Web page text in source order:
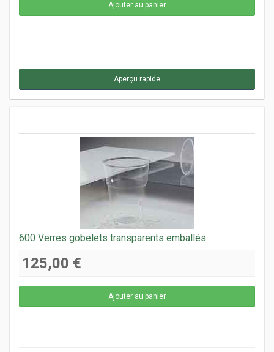
Aperçu rapide
600 Verres gobelets transparents emballés
125,00 €